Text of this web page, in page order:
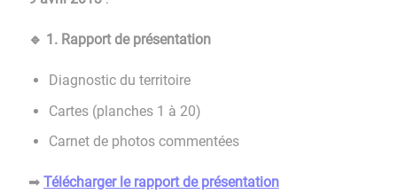
🔹 1. Rapport de présentation
Diagnostic du territoire
Cartes (planches 1 à 20)
Carnet de photos commentées
➡ Télécharger le rapport de présentation